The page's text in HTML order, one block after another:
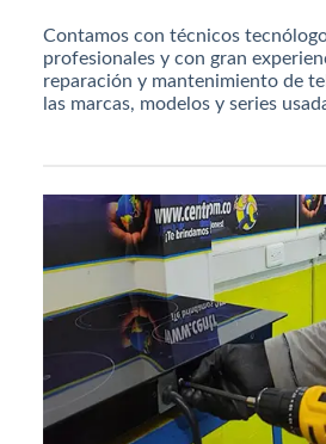
Contamos con técnicos
profesionales y con gran
reparación y mantenimiento de
las marcas, modelos y series